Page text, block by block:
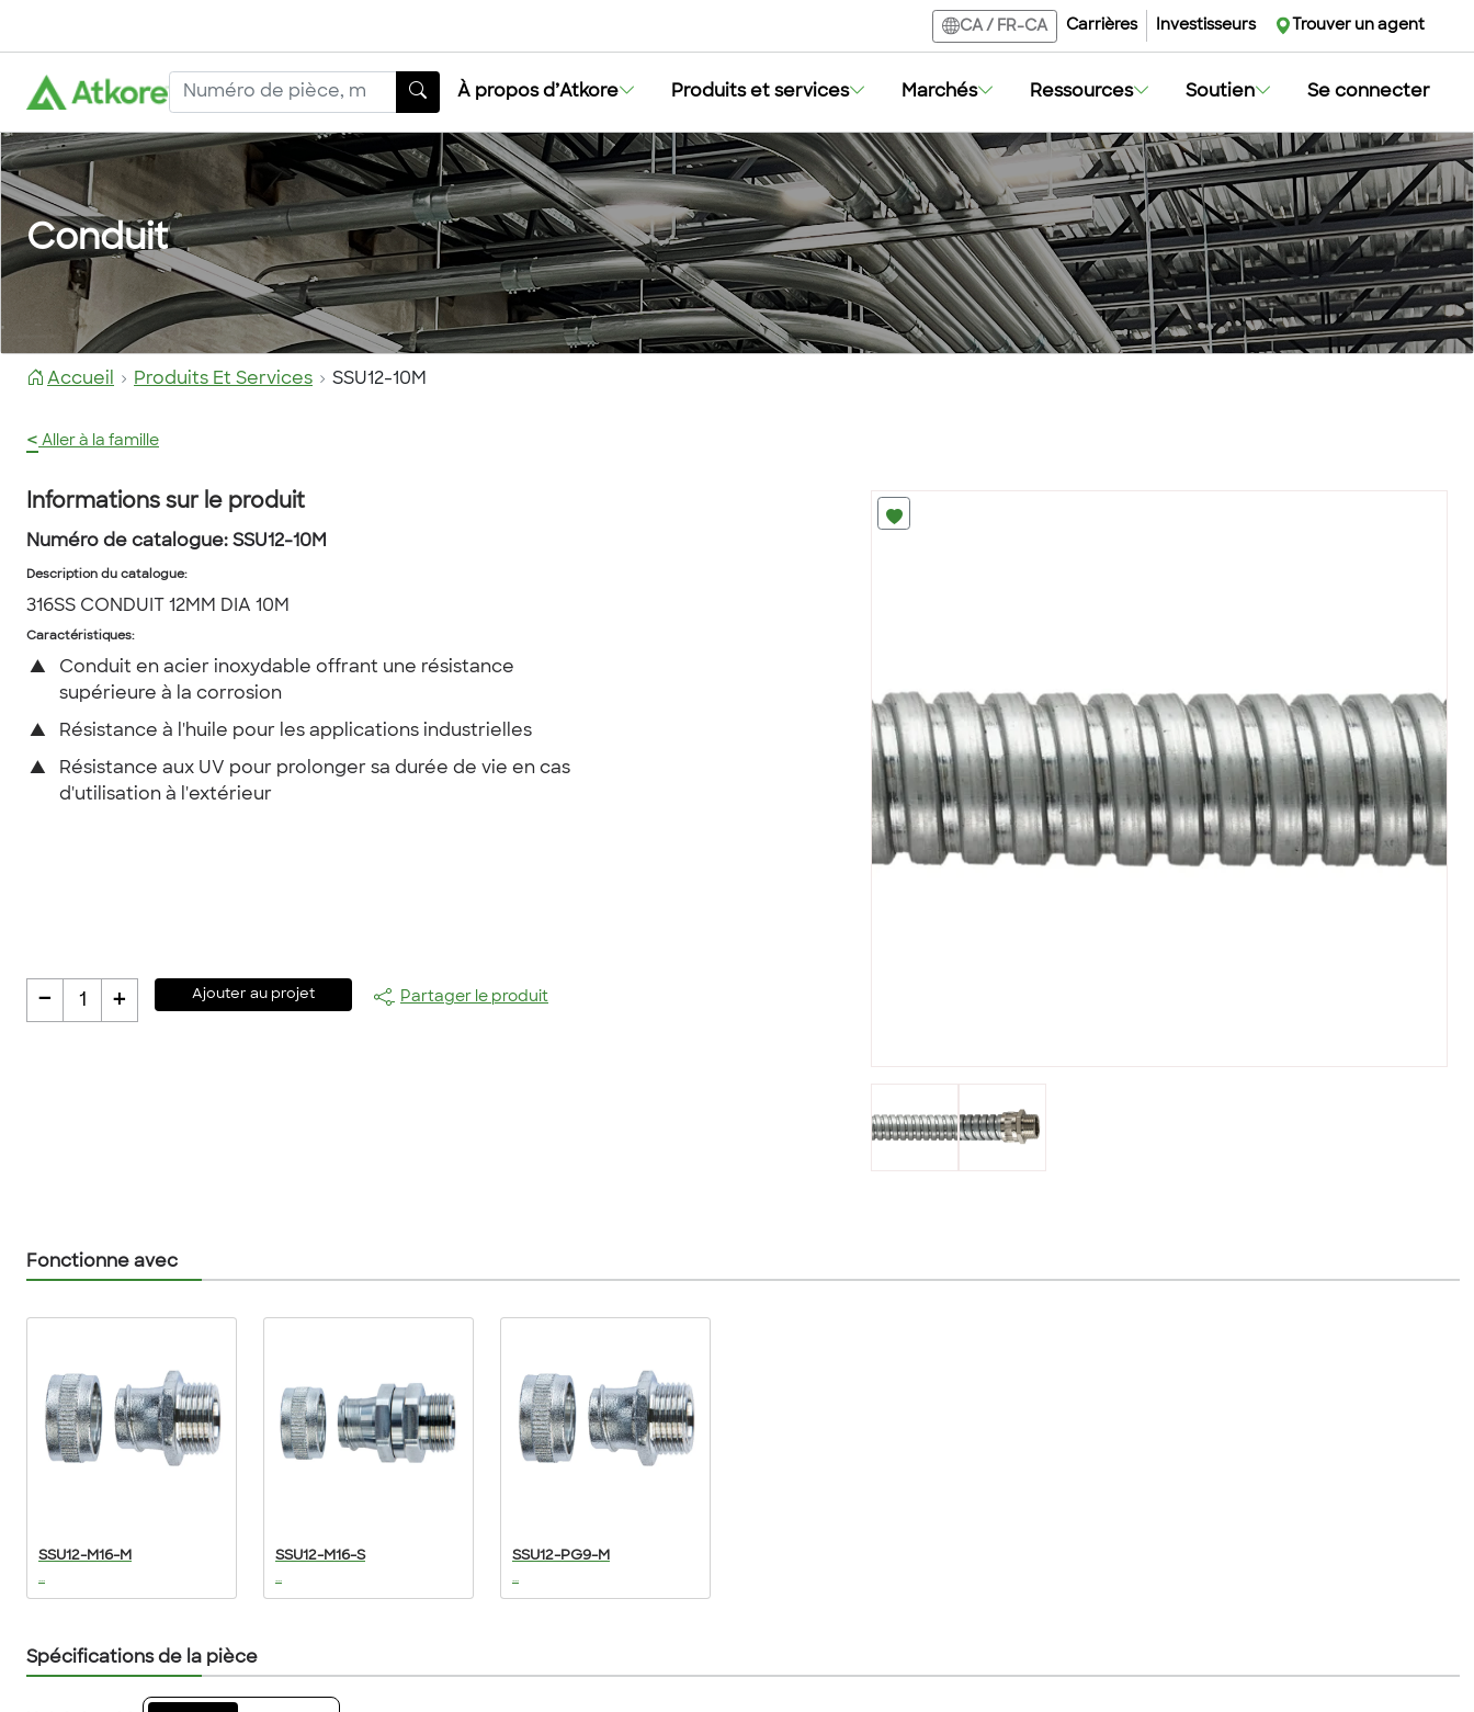
CA/ FR-CA Carrières Investisseurs Trouver un agent
À propos d’Atkore Produits et services Marchés Ressources Soutien Se connecter
Conduit
Accueil Produits Et Services SSU12-10M
< Aller à la famille
Informations sur le produit
Numéro de catalogue: SSU12-10M
Description du catalogue:
316SS CONDUIT 12MM DIA 10M
Caractéristiques:
▲
Conduit en acier inoxydable offrant une résistance
supérieure à la corrosion
▲ Résistance à l'huile pour les applications industrielles
▲
Résistance aux UV pour prolonger sa durée de vie en cas
d'utilisation à l'extérieur
- 1 + Ajouter au projet Partager le produit
Fonctionne avec
SSU12-M16-M
...
SSU12-M16-S
...
SSU12-PG9-M
...
Spécifications de la pièce